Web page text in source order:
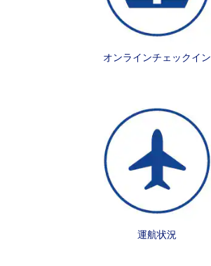
オンラインチェックイン
運航状況